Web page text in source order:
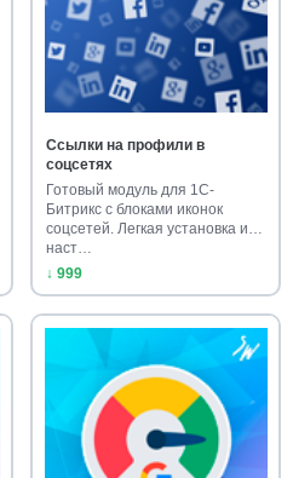
Ссылки на профили в
соцсетях
Готовый модуль для 1С-
Битрикс с блоками иконок
соцсетей. Легкая установка и
наст…
↓ 999